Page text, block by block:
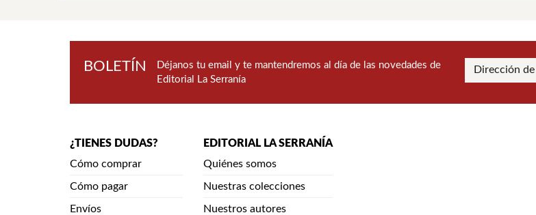
BOLETÍN
Déjanos tu email y te mantendremos al día de las novedades de
Editorial La Serranía
¿TIENES DUDAS?
Cómo comprar
Cómo pagar
Envíos
EDITORIAL LA SERRANÍA
Quiénes somos
Nuestras colecciones
Nuestros autores